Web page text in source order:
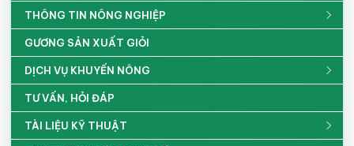
THÔNG TIN NÔNG NGHIỆP
GƯƠNG SẢN XUẤT GIỎI
DỊCH VỤ KHUYẾN NÔNG
TƯ VẤN, HỎI ĐÁP
TÀI LIỆU KỸ THUẬT